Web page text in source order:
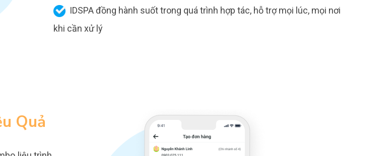
IDSPA đồng hành suốt trong quá trình hợp tác, hỗ trợ mọi lúc, mọi nơi
khi cần xử lý
Quả